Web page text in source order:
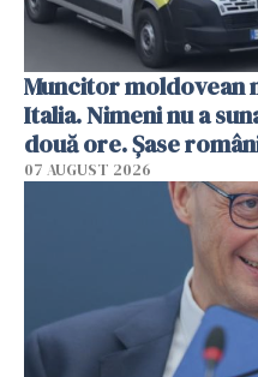
Muncitor moldovean
Italia. Nimeni nu a
două ore. Șase
07 AUGUST 2026